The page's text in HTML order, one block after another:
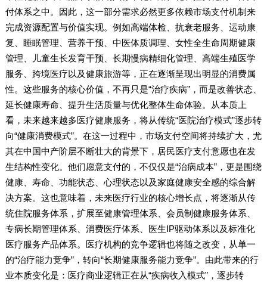
付体系之中。因此，这一部分需求必然更多依赖市场支付机制来
完成资源配置与价值实现。例如高端体检、抗衰老服务、运动康
复、睡眠管理、营养干预、中医体质调理、女性全生命周期健康
管理、儿童生长发育干预、长期慢病精细化管理、高端生殖医学
服务、跨境医疗以及健康旅游等，正在逐渐呈现出明显的消费属
性。这些服务的核心价值，不再只是“治疗疾病”，而是改善状态、
延长健康寿命、提升生活质量与优化整体生命体验。从本质上
看，未来越来越多医疗健康服务，将从传统“医院治疗模式”逐步转
向“健康消费模式”。在这一过程中，市场支付空间将持续扩大，尤
其在中国中产阶层不断壮大的背景下，居民医疗支付意愿也在发
生结构性变化。他们愿意支付的，不仅仅是“治病成本”，更是围绕
健康、寿命、功能状态、心理状态以及家庭健康安全感的综合解
决方案。这也意味着，未来医疗行业的核心增长点，将逐渐从传
统住院服务体系，扩展至健康管理体系、会员制健康服务体系、
专病长期管理体系、消费医疗体系、医生IP驱动体系以及标准化
医疗服务产品体系。医疗机构的竞争逻辑也将随之改变，从单一
的“治疗能力竞争”，转向“长期健康服务能力竞争”。由此带来的行
业本质变化是：医疗商业逻辑正在从“疾病收入模式”，逐步转